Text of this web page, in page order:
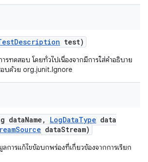
Description test)
ารทดสอบ โดยทั่วไปเนื่องจากมีการใส่คำอธิบาย
บด้วย org.junit.Ignore
dataName , LogDataType data
Source dataStream)
การแก้ไขข้อบกพร่องที่เกี่ยวข้องจากการเรียก